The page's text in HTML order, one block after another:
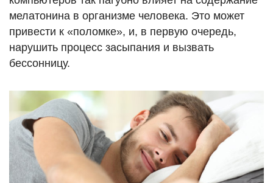
мелатонина в организме человека. Это может
привести к «поломке», и, в первую очередь,
нарушить процесс засыпания и вызвать
бессонницу.